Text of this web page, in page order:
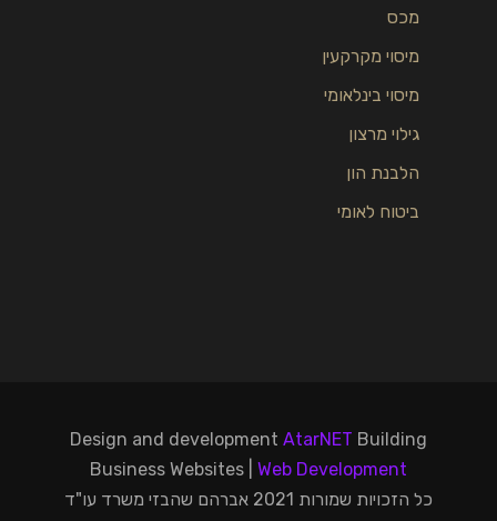
מכס
מיסוי מקרקעין
מיסוי בינלאומי
גילוי מרצון
הלבנת הון
ביטוח לאומי
Design and development AtarNET Building
Business Websites | Web Development
כל הזכויות שמורות 2021 אברהם שהבזי משרד עו"ד